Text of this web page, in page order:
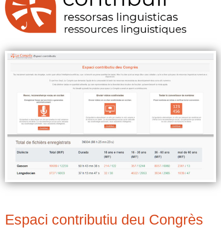
Espaci contributiu deu Congrès